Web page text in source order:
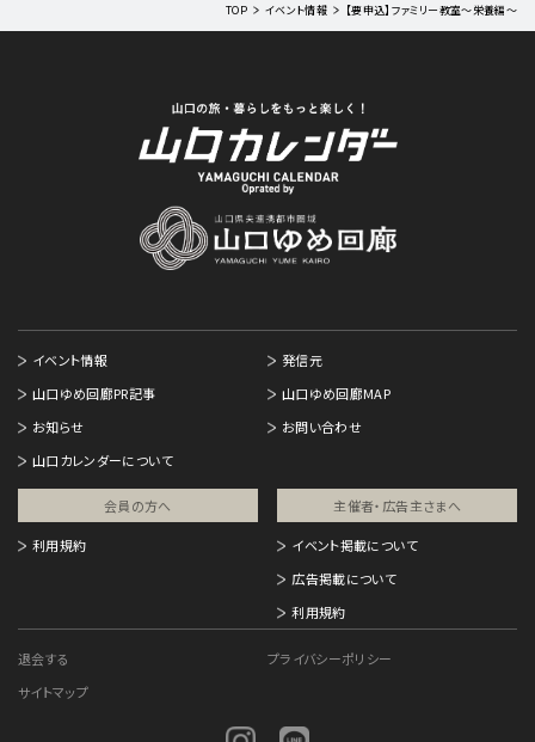
TOP イベント情報 【要申込】ファミリー教室～栄養編～
イベント情報
発信元
山口ゆめ回廊PR記事
山口ゆめ回廊MAP
お知らせ
お問い合わせ
山口カレンダーについて
会員の方へ
利用規約
主催者・広告主さまへ​
イベント掲載について
広告掲載について
利用規約
退会する
プライバシーポリシー
サイトマップ